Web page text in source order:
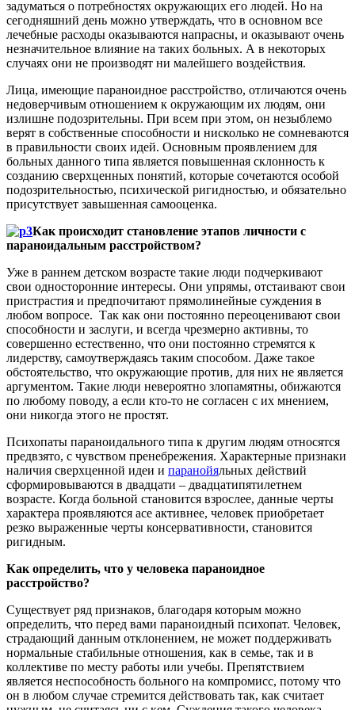
задуматься о потребностях окружающих его людей. Но на
сегодняшний день можно утверждать, что в основном все
лечебные расходы оказываются напрасны, и оказывают очень
незначительное влияние на таких больных. А в некоторых
случаях они не производят ни малейшего воздействия.
Лица, имеющие параноидное расстройство, отличаются очень
недоверчивым отношением к окружающим их людям, они
излишне подозрительны. При всем при этом, он незыблемо
верят в собственные способности и нисколько не сомневаются
в правильности своих идей. Основным проявлением для
больных данного типа является повышенная склонность к
созданию сверхценных понятий, которые сочетаются особой
подозрительностью, психической ригидностью, и обязательно
присутствует завышенная самооценка.
Как происходит становление этапов личности с
параноидальным расстройством?
Уже в раннем детском возрасте такие люди подчеркивают
свои односторонние интересы. Они упрямы, отстаивают свои
пристрастия и предпочитают прямолинейные суждения в
любом вопросе. Так как они постоянно переоценивают свои
способности и заслуги, и всегда чрезмерно активны, то
совершенно естественно, что они постоянно стремятся к
лидерству, самоутверждаясь таким способом. Даже такое
обстоятельство, что окружающие против, для них не является
аргументом. Такие люди невероятно злопамятны, обижаются
по любому поводу, а если кто-то не согласен с их мнением,
они никогда этого не простят.
Психопаты параноидального типа к другим людям относятся
предвзято, с чувством пренебрежения. Характерные признаки
наличия сверхценной идеи и паранойяльных действий
сформировываются в двадцати – двадцатипятилетнем
возрасте. Когда больной становится взрослее, данные черты
характера проявляются асе активнее, человек приобретает
резко выраженные черты консервативности, становится
ригидным.
Как определить, что у человека параноидное
расстройство?
Существует ряд признаков, благодаря которым можно
определить, что перед вами параноидный психопат. Человек,
страдающий данным отклонением, не может поддерживать
нормальные стабильные отношения, как в семье, так и в
коллективе по месту работы или учебы. Препятствием
является неспособность больного на компромисс, потому что
он в любом случае стремится действовать так, как считает